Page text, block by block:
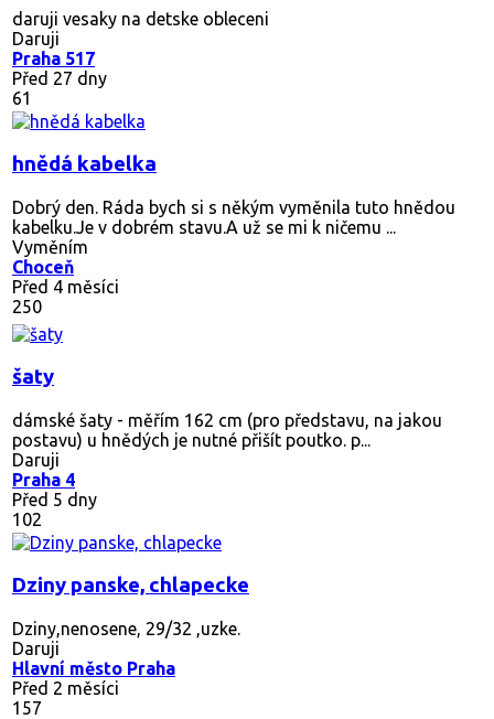
daruji vesaky na detske obleceni
Daruji
Praha 517
Před 27 dny
61
hnědá kabelka
Dobrý den. Ráda bych si s někým vyměnila tuto hnědou
kabelku.Je v dobrém stavu.A už se mi k ničemu ...
Vyměním
Choceň
Před 4 měsíci
250
šaty
dámské šaty - měřím 162 cm (pro představu, na jakou
postavu) u hnědých je nutné přišít poutko. p...
Daruji
Praha 4
Před 5 dny
102
Dziny panske, chlapecke
Dziny,nenosene, 29/32 ,uzke.
Daruji
Hlavní město Praha
Před 2 měsíci
157